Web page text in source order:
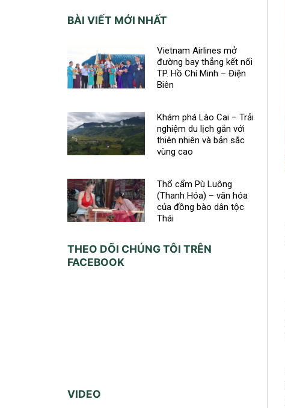
BÀI VIẾT MỚI NHẤT
Vietnam Airlines mở
đường bay thẳng kết nối
TP. Hồ Chí Minh – Điện
Biên
Khám phá Lào Cai – Trải
nghiệm du lịch gắn với
thiên nhiên và bản sắc
vùng cao
Thổ cẩm Pù Luông
(Thanh Hóa) – văn hóa
của đồng bào dân tộc
Thái
THEO DÕI CHÚNG TÔI TRÊN
FACEBOOK
VIDEO